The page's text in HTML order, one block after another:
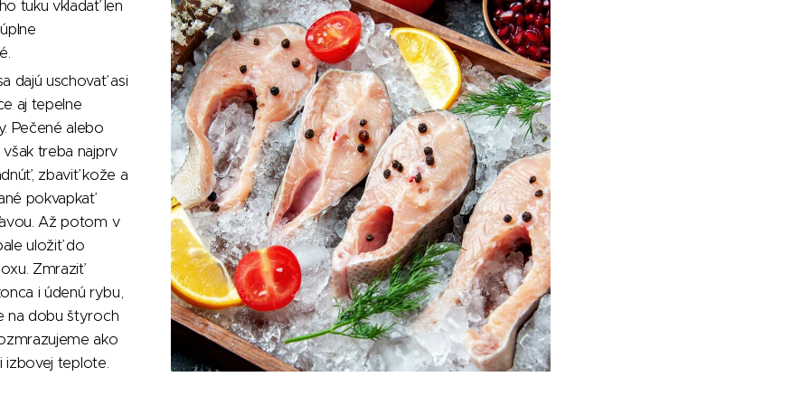
tuku vkladať len
dajú uschovať asi
aj tepelne
Pečené alebo
treba najprv
zbaviť kože a
pokvapkať
Až potom v
uložiť do
Zmraziť
i údenú rybu,
na dobu štyroch
ako
izbovej teplote.